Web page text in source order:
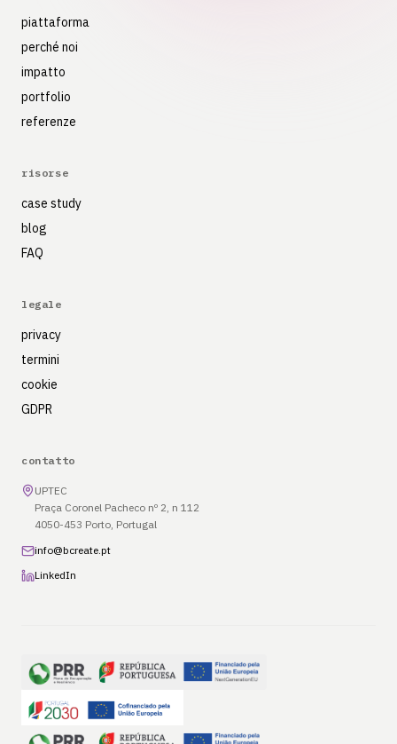
piattaforma
perché noi
impatto
portfolio
referenze
risorse
case study
blog
FAQ
legale
privacy
termini
cookie
GDPR
contatto
UPTEC
Praça Coronel Pacheco nº 2, n 112
4050-453 Porto, Portugal
info@bcreate.pt
LinkedIn